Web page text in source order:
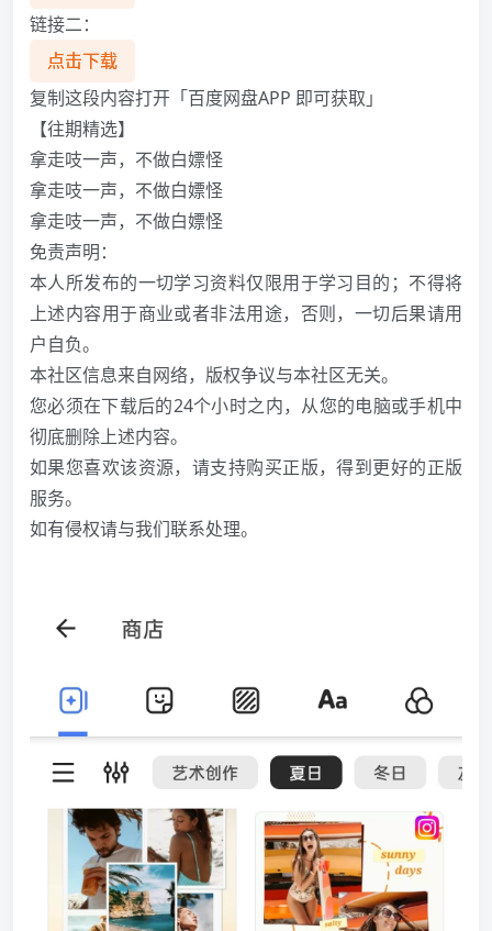
链接二：
点击下载
复制这段内容打开「百度网盘APP 即可获取」
【往期精选】
拿走吱一声，不做白嫖怪
拿走吱一声，不做白嫖怪
拿走吱一声，不做白嫖怪
免责声明：
本人所发布的一切学习资料仅限用于学习目的；不得将
上述内容用于商业或者非法用途，否则，一切后果请用
户自负。
本社区信息来自网络，版权争议与本社区无关。
您必须在下载后的24个小时之内，从您的电脑或手机中
彻底删除上述内容。
如果您喜欢该资源，请支持购买正版，得到更好的正版
服务。
如有侵权请与我们联系处理。